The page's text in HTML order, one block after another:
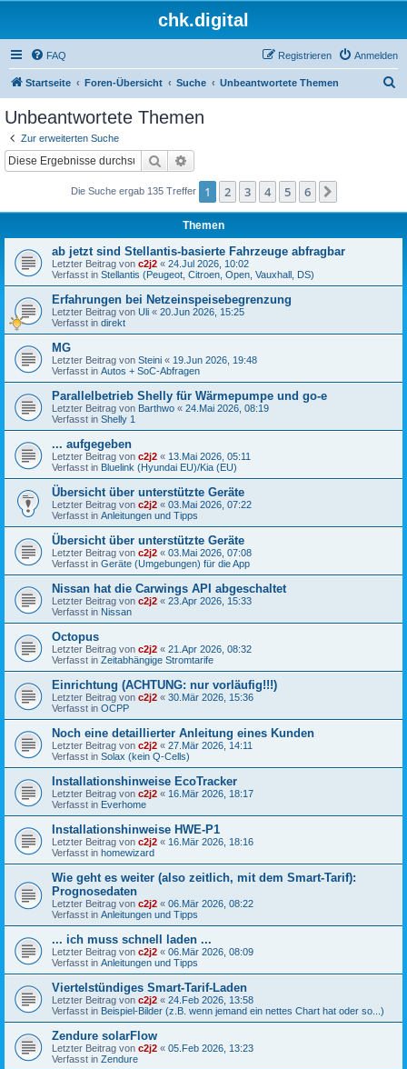
chk.digital
FAQ Anmelden
Registrieren
Startseite Foren-Übersicht Suche Unbeantwortete Themen
Unbeantwortete Themen
Zur erweiterten Suche
Suche
Die Suche ergab 135 Treffer 1 2 3 4 5 6
Themen
ab jetzt sind Stellantis-basierte Fahrzeuge abfragbar
Letzter Beitrag von c2j2 « 24.Jul 2026, 10:02
Verfasst in Stellantis (Peugeot, Citroen, Open, Vauxhall, DS)
Erfahrungen bei Netzeinspeisebegrenzung
Letzter Beitrag von Uli « 20.Jun 2026, 15:25
Verfasst in direkt
MG
Letzter Beitrag von Steini « 19.Jun 2026, 19:48
Verfasst in Autos + SoC-Abfragen
Parallelbetrieb Shelly für Wärmepumpe und go-e
Letzter Beitrag von Barthwo « 24.Mai 2026, 08:19
Verfasst in Shelly 1
... aufgegeben
Letzter Beitrag von c2j2 « 13.Mai 2026, 05:11
Verfasst in Bluelink (Hyundai EU)/Kia (EU)
Übersicht über unterstützte Geräte
Letzter Beitrag von c2j2 « 03.Mai 2026, 07:22
Verfasst in Anleitungen und Tipps
Übersicht über unterstützte Geräte
Letzter Beitrag von c2j2 « 03.Mai 2026, 07:08
Verfasst in Geräte (Umgebungen) für die App
Nissan hat die Carwings API abgeschaltet
Letzter Beitrag von c2j2 « 23.Apr 2026, 15:33
Verfasst in Nissan
Octopus
Letzter Beitrag von c2j2 « 21.Apr 2026, 08:32
Verfasst in Zeitabhängige Stromtarife
Einrichtung (ACHTUNG: nur vorläufig!!!)
Letzter Beitrag von c2j2 « 30.Mär 2026, 15:36
Verfasst in OCPP
Noch eine detaillierter Anleitung eines Kunden
Letzter Beitrag von c2j2 « 27.Mär 2026, 14:11
Verfasst in Solax (kein Q-Cells)
Installationshinweise EcoTracker
Letzter Beitrag von c2j2 « 16.Mär 2026, 18:17
Verfasst in Everhome
Installationshinweise HWE-P1
Letzter Beitrag von c2j2 « 16.Mär 2026, 18:16
Verfasst in homewizard
Wie geht es weiter (also zeitlich, mit dem Smart-Tarif):
Prognosedaten
Letzter Beitrag von c2j2 « 06.Mär 2026, 08:22
Verfasst in Anleitungen und Tipps
... ich muss schnell laden ...
Letzter Beitrag von c2j2 « 06.Mär 2026, 08:09
Verfasst in Anleitungen und Tipps
Viertelstündiges Smart-Tarif-Laden
Letzter Beitrag von c2j2 « 24.Feb 2026, 13:58
Verfasst in Beispiel-Bilder (z.B. wenn jemand ein nettes Chart hat oder so...)
Zendure solarFlow
Letzter Beitrag von c2j2 « 05.Feb 2026, 13:23
Verfasst in Zendure